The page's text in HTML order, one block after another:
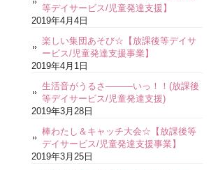
等デイサービス/児童発達支援】
2019年4月4日
楽しい集団あそび☆【放課後等デイサ
ービス/児童発達支援事業】
2019年4月1日
生活音がうるさ―――いっ！！(放課後
等デイサービス/児童発達支援)
2019年3月28日
棒わたし＆キャッチ大会☆【放課後等
デイサービス/児童発達支援事業】
2019年3月25日